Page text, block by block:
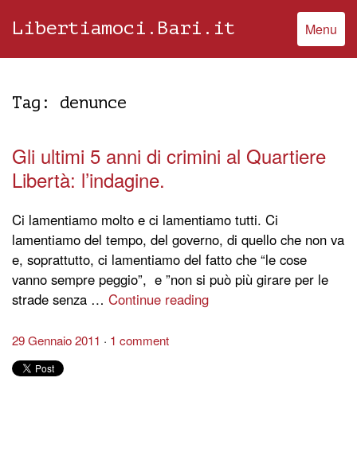
Libertiamoci.Bari.it Menu
Tag: denunce
Gli ultimi 5 anni di crimini al Quartiere
Libertà: l’indagine.
Ci lamentiamo molto e ci lamentiamo tutti. Ci
lamentiamo del tempo, del governo, di quello che non va
e, soprattutto, ci lamentiamo del fatto che “le cose
vanno sempre peggio”, e ”non si può più girare per le
strade senza … Continue reading
29 Gennaio 2011 1 comment